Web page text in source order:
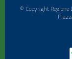
© Copyright